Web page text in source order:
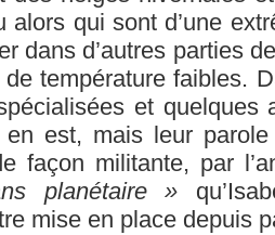
alors qui sont d’une
dans d’autres parties
température faibles.
et quelques
en est, mais leur
façon militante, par
planétaire »
mise en place depuis